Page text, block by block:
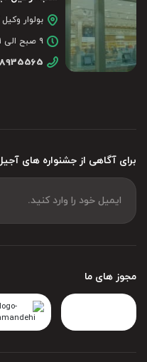
برای آگاهی از جشنواره های
بولوار وکیل
۹ صبح الی ۱۱ شب
مجوز های ما